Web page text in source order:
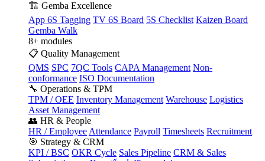
🏗️ Gemba Excellence
App 6S Tagging TV 6S Board 5S Checklist Kaizen Board
Gemba Walk
8+ modules
📋 Quality Management
QMS SPC 7QC Tools CAPA Management Non-
conformance ISO Documentation
🔧 Operations & TPM
TPM / OEE Inventory Management Warehouse Logistics
Asset Management
👥 HR & People
HR / Employee Attendance Payroll Timesheets Recruitment
🎯 Strategy & CRM
KPI / BSC OKR Cycle Sales Pipeline CRM & Sales